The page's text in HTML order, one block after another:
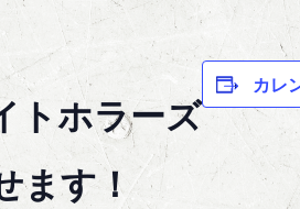
トホラーズ
ます！
カレ